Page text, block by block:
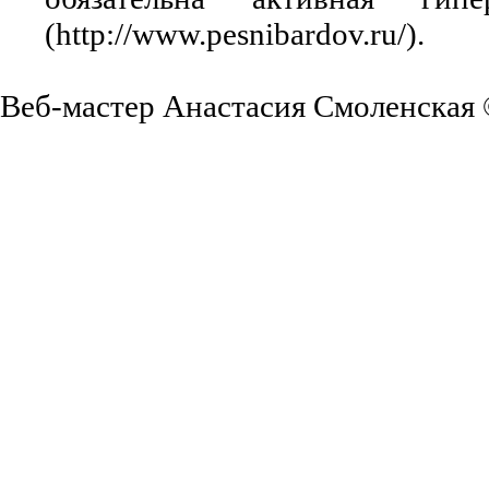
(http://www.pesnibardov.ru/).
Веб-мастер Анастасия